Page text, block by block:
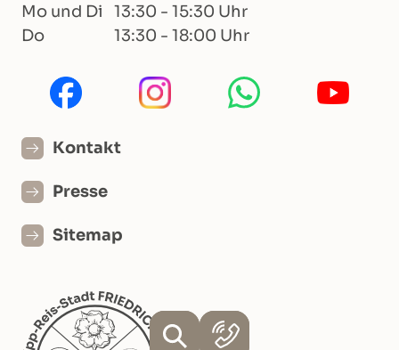
Mo und Di
13:30 - 15:30 Uhr
Do
13:30 - 18:00 Uhr
Kontakt
Presse
Sitemap